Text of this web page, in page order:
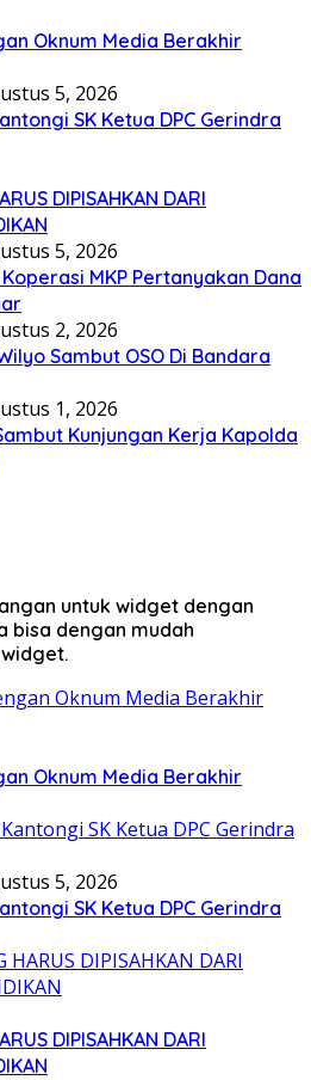
Oknum Media Berakhir
5, 2026
SK Ketua DPC Gerindra
DIPISAHKAN DARI
5, 2026
MKP Pertanyakan Dana
2, 2026
Sambut OSO Di Bandara
1, 2026
Kunjungan Kerja Kapolda
untuk widget dengan
dengan mudah
Oknum Media Berakhir
5, 2026
SK Ketua DPC Gerindra
DIPISAHKAN DARI